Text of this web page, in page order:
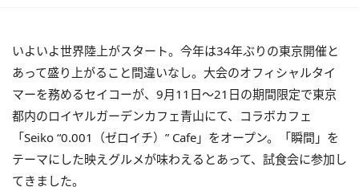
いよいよ世界陸上がスタート。今年は34年ぶりの東京開催と
あって盛り上がること間違いなし。大会のオフィシャルタイ
マーを務めるセイコーが、9月11日～21日の期間限定で東京
都内のロイヤルガーデンカフェ青山にて、コラボカフェ
「Seiko “0.001（ゼロイチ）” Cafe」をオープン。「瞬間」を
テーマにした映えグルメが味わえるとあって、試食会に参加し
てきました。